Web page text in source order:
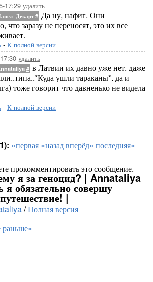
17:29 удалить
# Да ну, нафиг. Они
что заразу не переносят, это их все
- К полной версии
удалить
# в Латвии их давно уже нет. даже
ушли тараканы*. да и
тоже говорит что давненько не видела
- К полной версии
«первая «назадвперёд» последняя»
прокомментировать это сообщение.
я за геноцид? | Annataliya
я обязательно совершу
|
/Полная версия
раньше»